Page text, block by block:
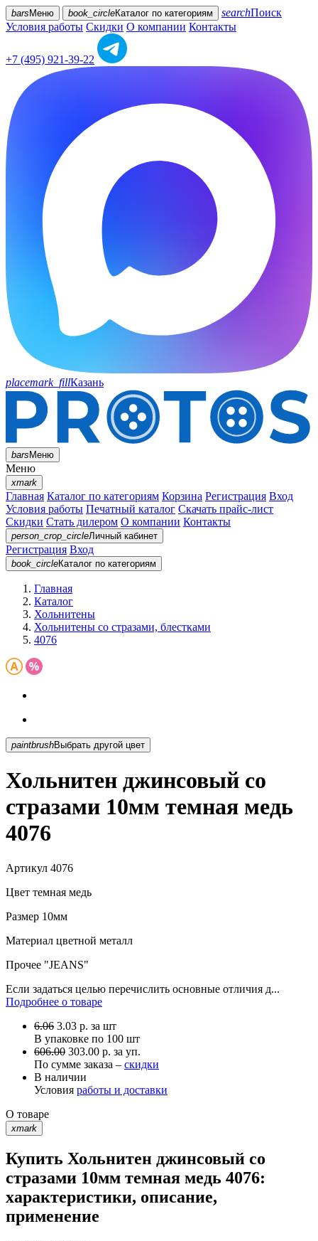
bars Меню book_circleКаталог по категориям searchПоиск
Условия работы Скидки О компании Контакты
+7 (495) 921-39-22
placemark_fillКазань
barsМеню
Меню
xmark
Главная Каталог по категориям Корзина Регистрация Вход
Условия работы Печатный каталог Скачать прайс-лист
Скидки Стать дилером О компании Контакты
person_crop_circleЛичный кабинет
Регистрация Вход
book_circleКаталог по категориям
Главная
Каталог
Хольнитены
Хольнитены со стразами, блестками
4076
paintbrush Выбрать другой цвет
Хольнитен джинсовый со
стразами 10мм темная медь
4076
Артикул 4076
Цвет темная медь
Размер 10мм
Материал цветной металл
Прочее "JEANS"
Если задаться целью перечислить основные отличия д...
Подробнее о товаре
6.06 3.03 р. за шт
В упаковке по 100 шт
606.00 303.00 р. за уп.
По сумме заказа – скидки
В наличии
Условия работы и доставки
О товаре
xmark
Купить Хольнитен джинсовый со
стразами 10мм темная медь 4076:
характеристики, описание,
применение